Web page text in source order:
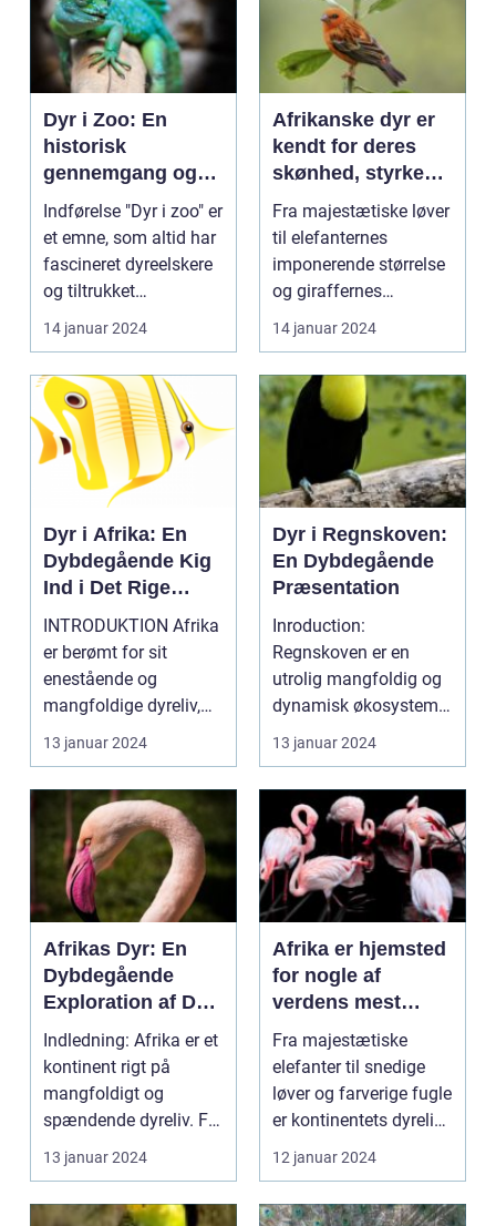
Dyr i Zoo: En
historisk
gennemgang og
præsentation af
vores firbenede
venner
Indførelse "Dyr i zoo" er
et emne, som altid har
fascineret dyreelskere
og tiltrukket
mennesker fra ...
14 januar 2024
Afrikanske dyr er
kendt for deres
skønhed, styrke
og unikke
tilpasninger til de
forskellige
økosystemer på
kontinentet
Fra majestætiske løver
til elefanternes
imponerende størrelse
og giraffernes
nådesløse hals, er der
14 januar 2024
Dyr i Afrika: En
Dybdegående Kig
Ind i Det Rige
Dyreliv på
Kontinentet
INTRODUKTION Afrika
er berømt for sit
enestående og
mangfoldige dyreliv,
som tiltrækker
dyreentusia...
13 januar 2024
Dyr i Regnskoven:
En Dybdegående
Præsentation
Inroduction:
Regnskoven er en
utrolig mangfoldig og
dynamisk økosystem,
der er hjemsted for en
utrol...
13 januar 2024
Afrikas Dyr: En
Dybdegående
Exploration af Det
Unikke Dyreliv på
Kontinentet
Indledning: Afrika er et
kontinent rigt på
mangfoldigt og
spændende dyreliv. Fra
majestætiske elefa...
13 januar 2024
Afrika er hjemsted
for nogle af
verdens mest
fascinerende og
unikke dyr
Fra majestætiske
elefanter til snedige
løver og farverige fugle
er kontinentets dyreliv
en af dens s...
12 januar 2024